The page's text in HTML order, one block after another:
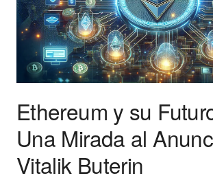
Ethereum y su
Una Mirada al
Vitalik Buterin